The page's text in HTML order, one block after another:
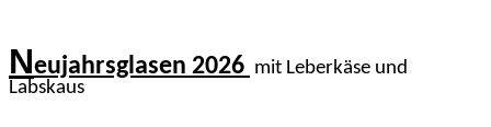
Neujahrsglasen 2026 mit Leberkäse und
Labskaus